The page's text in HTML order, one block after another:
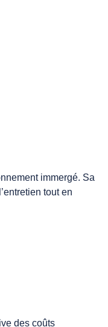
immergé. Sa
tout en
des coûts